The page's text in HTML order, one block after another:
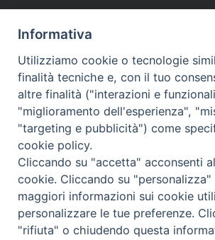
Temi:
ALBANIA
RIMPATRI
TAVOLO ASILO
Migrantes Online
Fondazione Migrantes ©
Informativa
Utilizziamo cookie o tecnologie
finalità tecniche e, con il tuo
altre finalità ("interazioni e
"miglioramento dell'esperienza",
"targeting e pubblicità") come
cookie policy.
Cliccando su "accetta" acconsenti
cookie. Cliccando su "personalizza"
maggiori informazioni sui cookie
personalizzare le tue preferenze.
"rifiuta" o chiudendo questa